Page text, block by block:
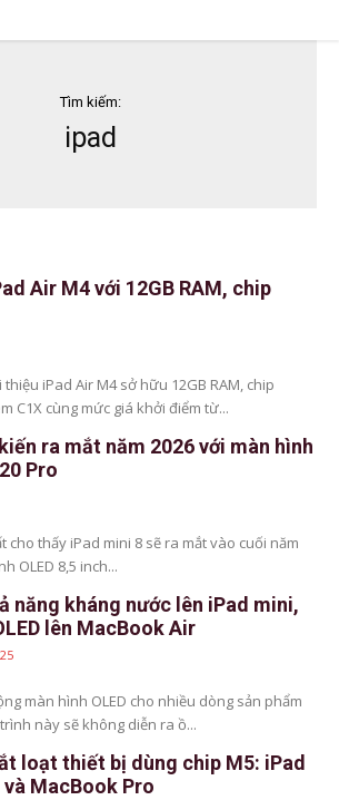
tin công nghệ
Tìm kiếm:
ipad
Air M4 với 12GB RAM, chip
iPad Air M4 sở hữu 12GB RAM, chip
C1X cùng mức giá khởi điểm từ...
ra mắt năm 2026 với màn hình
Pro
cho thấy iPad mini 8 sẽ ra mắt vào cuối năm
OLED 8,5 inch...
năng kháng nước lên iPad mini,
lên MacBook Air
màn hình OLED cho nhiều dòng sản phẩm
này sẽ không diễn ra ồ...
loạt thiết bị dùng chip M5: iPad
MacBook Pro